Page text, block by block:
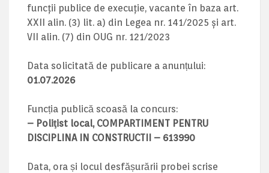
funcții publice de execuție, vacante în baza art.
XXII alin. (3) lit. a) din Legea nr. 141/2025 și art.
VII alin. (7) din OUG nr. 121/2023
Data solicitată de publicare a anunțului:
01.07.2026
Funcția publică scoasă la concurs:
– Poliţist local, COMPARTIMENT PENTRU
DISCIPLINA IN CONSTRUCTII – 613990
Data, ora și locul desfășurării probei scrise